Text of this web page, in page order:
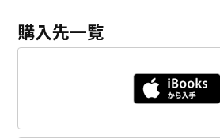
購入先一覧